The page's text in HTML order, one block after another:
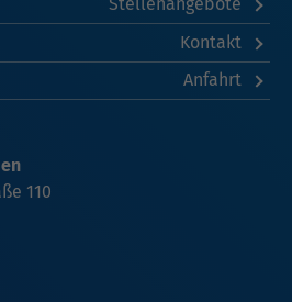
Kontakt
Anfahrt
110